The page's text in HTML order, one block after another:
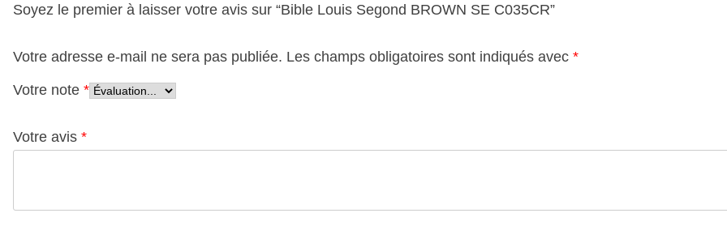
Soyez le premier à laisser votre avis sur “Bible Louis Segond BROWN SE C035CR”
Votre adresse e-mail ne sera pas publiée. Les champs obligatoires sont indiqués avec *
Votre note *
Votre avis *